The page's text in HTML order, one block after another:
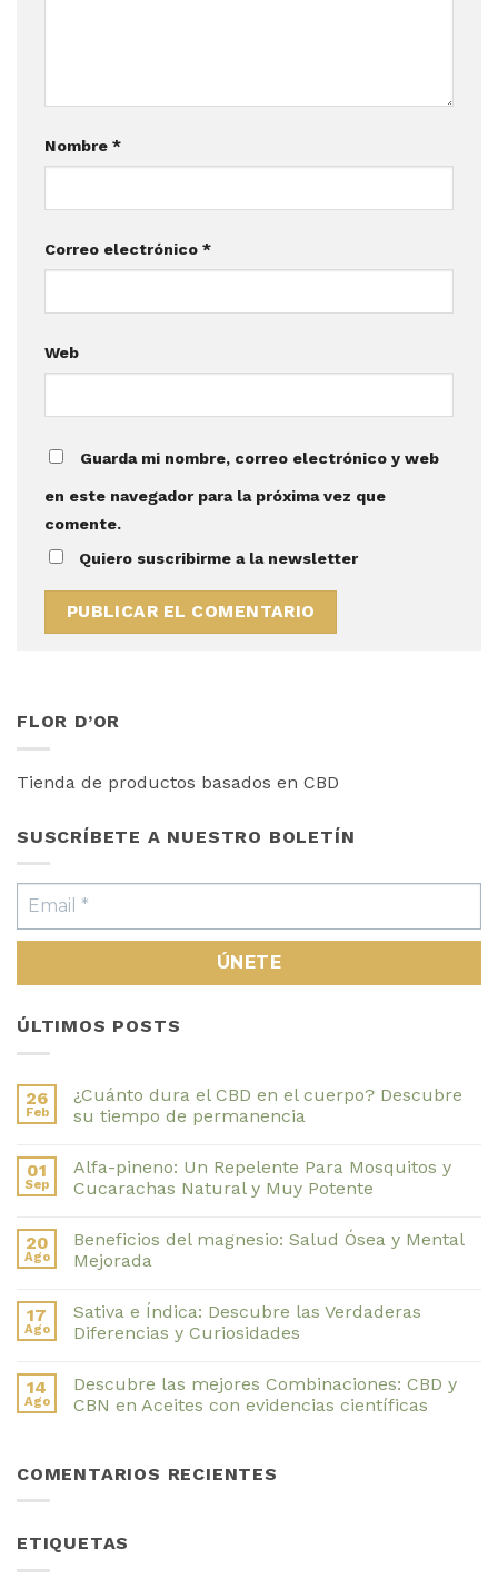
Nombre *
Correo electrónico *
Web
Guarda mi nombre, correo electrónico y web
en este navegador para la próxima vez que
comente.
Quiero suscribirme a la newsletter
FLOR D’OR
Tienda de productos basados en CBD
SUSCRÍBETE A NUESTRO BOLETÍN
ÚLTIMOS POSTS
26
Feb
¿Cuánto dura el CBD en el cuerpo? Descubre
su tiempo de permanencia
comentarios
en
¿Cuánto
CBD
en
el
su
tiempo
de
01
Sep
Alfa-pineno: Un Repelente Para Mosquitos y
Cucarachas Natural y Muy Potente
comentarios
en
Alfa-
Repelente
Para
Mosquitos
Natural
y
Muy
20
Ago
Beneficios del magnesio: Salud Ósea y Mental
Mejorada
comentarios
en
Beneficios
Salud
Ósea
y
17
Ago
Sativa e Índica: Descubre las Verdaderas
Diferencias y Curiosidades
comentarios
en
Sativa
las
Verdaderas
14
Ago
Descubre las mejores Combinaciones: CBD y
CBN en Aceites con evidencias científicas
en
Descubre
CBD
COMENTARIOS RECIENTES
ETIQUETAS